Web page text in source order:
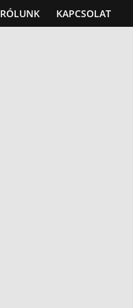
RÓLUNK KAPCSOLAT